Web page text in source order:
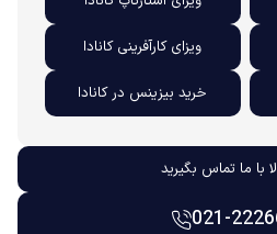
ویزای کارآفرینی کانادا
خرید بیزینس در کانادا
با ما تماس بگیرید
021-